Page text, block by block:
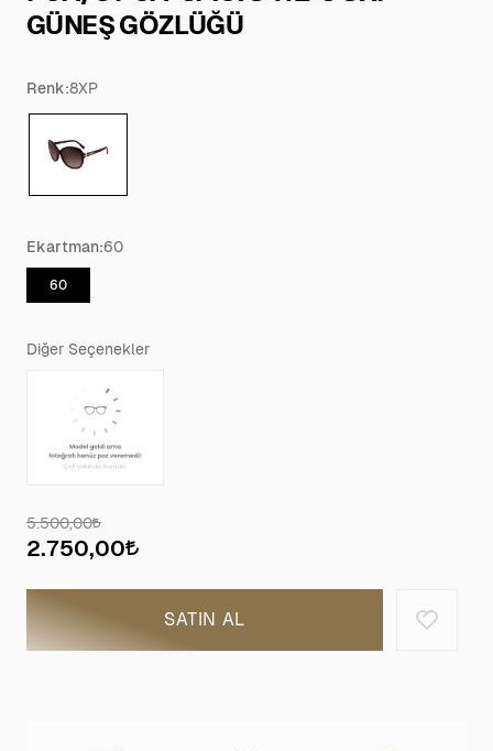
GÜNEŞ GÖZLÜĞÜ
Renk:8XP
Ekartman:60
60
Diğer Seçenekler
5.500,00
2.750,00
SATIN AL